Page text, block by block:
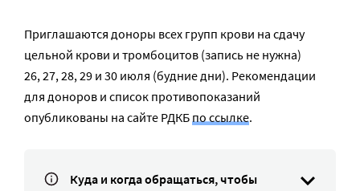
Приглашаются доноры всех групп крови на сдачу
цельной крови и тромбоцитов (запись не нужна)
26, 27, 28, 29 и 30 июля (будние дни). Рекомендации
для доноров и список противопоказаний
опубликованы на сайте РДКБпо ссылке.
Куда и когда обращаться, чтобы